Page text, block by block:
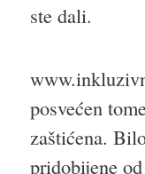
ste dali.
posvećen
zaštićena.
pridobijene